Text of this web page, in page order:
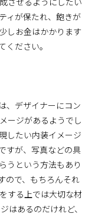
ィが保たれ、飽きが
しお金はかかります
ださい。
、デザイナーにコン
ージがあるようでし
したい内装イメージ
すが、写真などの具
うという方法もあり
ので、もちろんそれ
する上では大切な材
はあるのだけれど、